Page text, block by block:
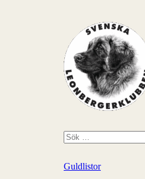
S
ö
e
Guldlistor